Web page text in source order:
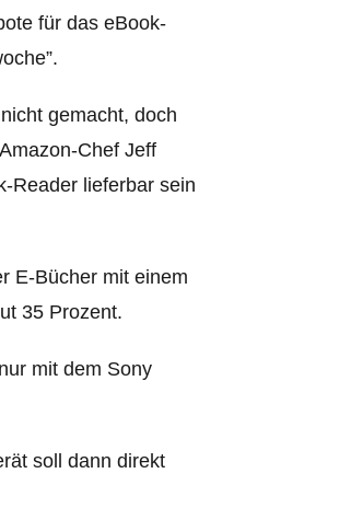
für das eBook-
gemacht, doch
Chef Jeff
Reader lieferbar sein
E-Bücher mit einem
35 Prozent.
mit dem Sony
soll dann direkt